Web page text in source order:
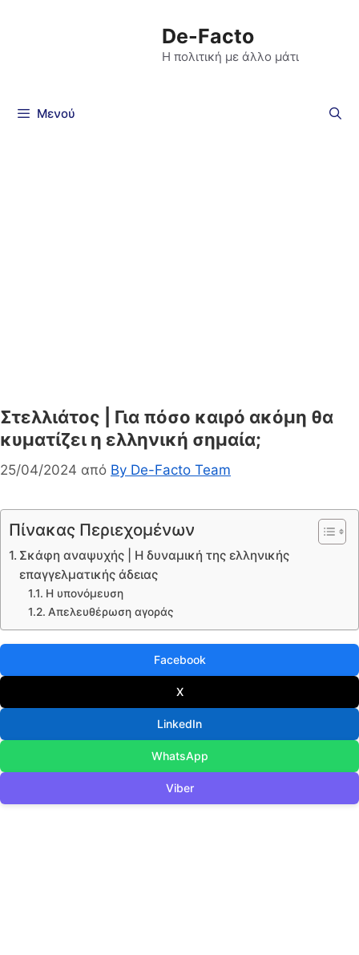
De-Facto
Η πολιτική με άλλο μάτι
Μενού
Στελλιάτος | Για πόσο καιρό ακόμη θα
κυματίζει η ελληνική σημαία;
25/04/2024 από By De-Facto Team
Πίνακας Περιεχομένων
Σκάφη αναψυχής | Η δυναμική της ελληνικής
επαγγελματικής άδειας
Η υπονόμευση
Απελευθέρωση αγοράς
Facebook
X
LinkedIn
WhatsApp
Viber